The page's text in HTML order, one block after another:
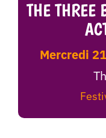
THE THREE
mercredi